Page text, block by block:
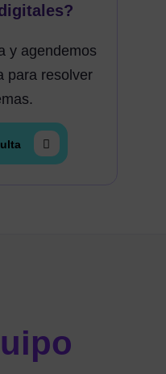
y agendemos
para resolver